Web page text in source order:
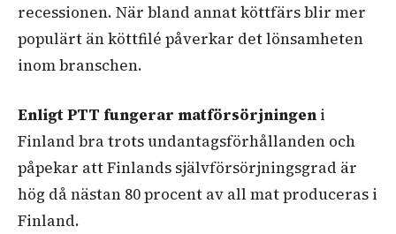
recessionen. När bland annat köttfärs blir mer
populärt än köttfilé påverkar det lönsamheten
inom branschen.
Enligt PTT fungerar matförsörjningen i
Finland bra trots undantagsförhållanden och
påpekar att Finlands självförsörjningsgrad är
hög då nästan 80 procent av all mat produceras i
Finland.